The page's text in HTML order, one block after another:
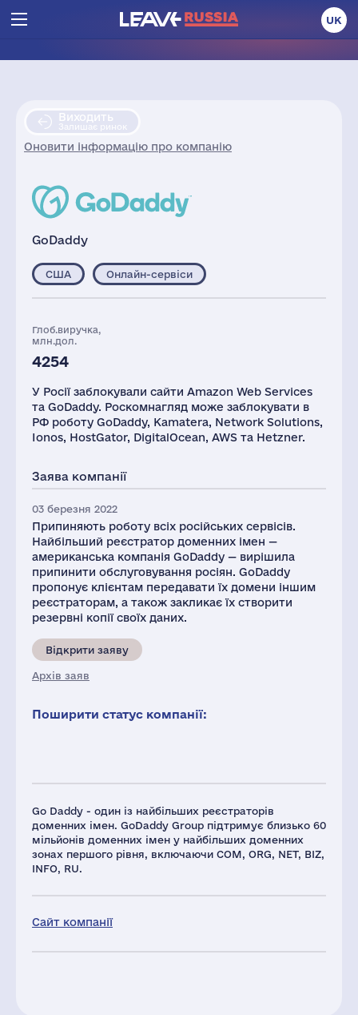
UK
Виходить
Залишає ринок
Оновити інформацію про компанію
GoDaddy
Go Daddy - один із найбільших реєстраторів
доменних імен. GoDaddy Group підтримує близько 60
мільйонів доменних імен у найбільших доменних
зонах першого рівня, включаючи COM, ORG, NET, BIZ,
INFO, RU.
Сайт компанії
США Онлайн-сервіси
Глоб.виручка,
млн.дол.
4254
У Росії заблокували сайти Amazon Web Services
та GoDaddy. Роскомнагляд може заблокувати в
РФ роботу GoDaddy, Kamatera, Network Solutions,
Ionos, HostGator, DigitalOcean, AWS та Hetzner.
Заява компанії
03 березня 2022
Припиняють роботу всіх російських сервісів.
Найбільший реєстратор доменних імен —
американська компанія GoDaddy — вирішила
припинити обслуговування росіян. GoDaddy
пропонує клієнтам передавати їх домени іншим
реєстраторам, а також закликає їх створити
резервні копії своїх даних.
Відкрити заяву
Архів заяв
Поширити статус компанії: